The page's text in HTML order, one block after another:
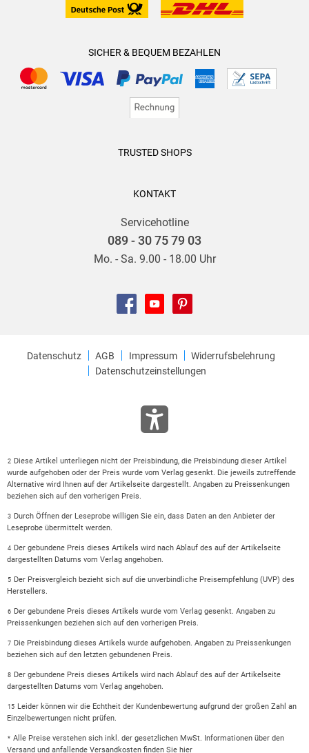
SICHER & BEQUEM BEZAHLEN
TRUSTED SHOPS
KONTAKT
Servicehotline
089 - 30 75 79 03
Mo. - Sa. 9.00 - 18.00 Uhr
Datenschutz AGB Impressum
Widerrufsbelehrung
Datenschutzeinstellungen
2 Diese Artikel unterliegen nicht der Preisbindung, die Preisbindung dieser Artikel
wurde aufgehoben oder der Preis wurde vom Verlag gesenkt. Die jeweils zutreffende
Alternative wird Ihnen auf der Artikelseite dargestellt. Angaben zu Preissenkungen
beziehen sich auf den vorherigen Preis.
3 Durch Öffnen der Leseprobe willigen Sie ein, dass Daten an den Anbieter der
Leseprobe übermittelt werden.
4 Der gebundene Preis dieses Artikels wird nach Ablauf des auf der Artikelseite
dargestellten Datums vom Verlag angehoben.
5 Der Preisvergleich bezieht sich auf die unverbindliche Preisempfehlung (UVP) des
Herstellers.
6 Der gebundene Preis dieses Artikels wurde vom Verlag gesenkt. Angaben zu
Preissenkungen beziehen sich auf den vorherigen Preis.
7 Die Preisbindung dieses Artikels wurde aufgehoben. Angaben zu Preissenkungen
beziehen sich auf den letzten gebundenen Preis.
8 Der gebundene Preis dieses Artikels wird nach Ablauf des auf der Artikelseite
dargestellten Datums vom Verlag angehoben.
15 Leider können wir die Echtheit der Kundenbewertung aufgrund der großen Zahl an
Einzelbewertungen nicht prüfen.
* Alle Preise verstehen sich inkl. der gesetzlichen MwSt. Informationen über den
Versand und anfallende Versandkosten finden Sie hier